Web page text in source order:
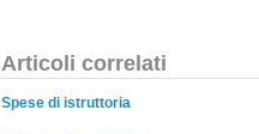
Articoli correlati
Spese di istruttoria